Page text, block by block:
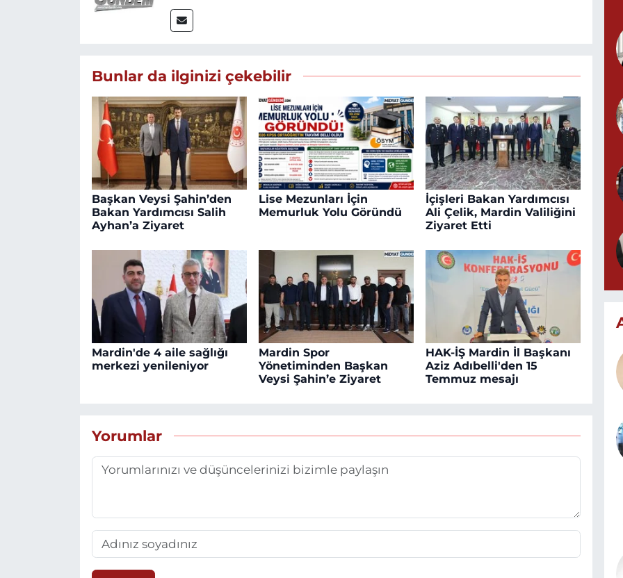
Bunlar da ilginizi çekebilir
Başkan Veysi Şahin’den
Bakan Yardımcısı Salih
Ayhan’a Ziyaret
Lise Mezunları İçin
Memurluk Yolu Göründü
İçişleri Bakan Yardımcısı
Ali Çelik, Mardin Valiliğini
Ziyaret Etti
Mardin'de 4 aile sağlığı
merkezi yenileniyor
Mardin Spor
Yönetiminden Başkan
Veysi Şahin’e Ziyaret
HAK-İŞ Mardin İl Başkanı
Aziz Adıbelli'den 15
Temmuz mesajı
Yorumlar